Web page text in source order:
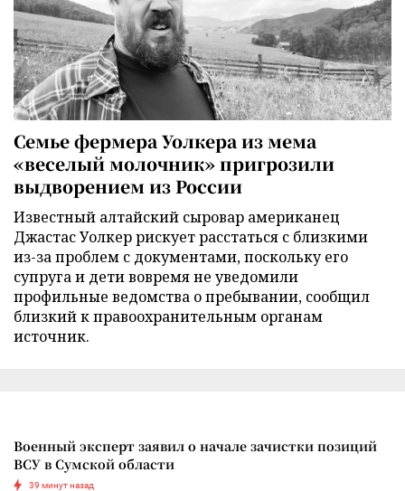
Семье фермера Уолкера из мема
«веселый молочник» пригрозили
выдворением из России
Известный алтайский сыровар американец
Джастас Уолкер рискует расстаться с близкими
из-за проблем с документами, поскольку его
супруга и дети вовремя не уведомили
профильные ведомства о пребывании, сообщил
близкий к правоохранительным органам
источник.
Военный эксперт заявил о начале зачистки позиций
ВСУ в Сумской области
39 минут назад